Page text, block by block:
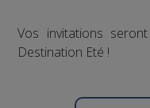
Vos invitations
Destination Eté !